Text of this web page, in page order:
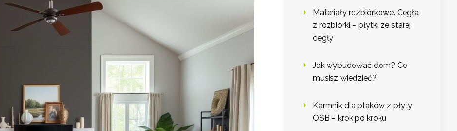
Materiały rozbiórkowe. Cegła
z rozbiórki – płytki ze starej
cegły
Jak wybudować dom? Co
musisz wiedzieć?
Karmnik dla ptaków z płyty
OSB – krok po kroku